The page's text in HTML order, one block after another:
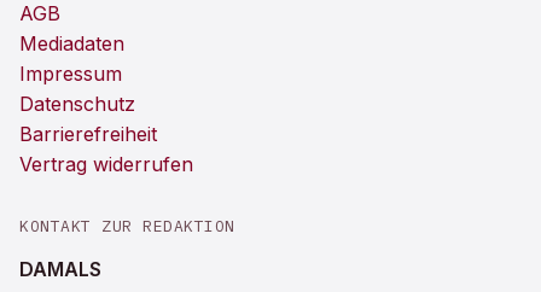
AGB
Mediadaten
Impressum
Datenschutz
Barrierefreiheit
Vertrag widerrufen
KONTAKT ZUR REDAKTION
DAMALS